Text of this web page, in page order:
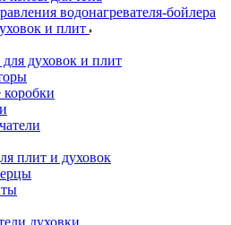
водонагревателя-бойлера
и плит
для духовок и плит
плит и духовок
духовки